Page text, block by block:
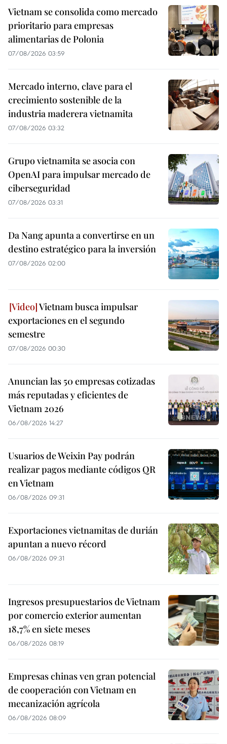
Vietnam se consolida como mercado
prioritario para empresas
alimentarias de Polonia
07/08/2026 03:59
Mercado interno, clave para el
crecimiento sostenible de la
industria maderera vietnamita
07/08/2026 03:32
Grupo vietnamita se asocia con
OpenAI para impulsar mercado de
ciberseguridad
07/08/2026 03:31
Da Nang apunta a convertirse en un
destino estratégico para la inversión
07/08/2026 02:00
Vietnam busca impulsar
exportaciones en el segundo
semestre
07/08/2026 00:30
Anuncian las 50 empresas cotizadas
más reputadas y eficientes de
Vietnam 2026
06/08/2026 14:27
Usuarios de Weixin Pay podrán
realizar pagos mediante códigos QR
en Vietnam
06/08/2026 09:31
Exportaciones vietnamitas de durián
apuntan a nuevo récord
06/08/2026 09:31
Ingresos presupuestarios de Vietnam
por comercio exterior aumentan
18,7% en siete meses
06/08/2026 08:19
Empresas chinas ven gran potencial
de cooperación con Vietnam en
mecanización agrícola
06/08/2026 08:09